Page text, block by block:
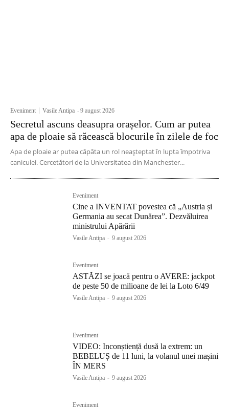
Eveniment Vasile Antipa -9 august 2026
Secretul ascuns deasupra orașelor. Cum ar putea
apa de ploaie să răcească blocurile în zilele de foc
Apa de ploaie ar putea căpăta un rol neașteptat în lupta împotriva
caniculei. Cercetători de la Universitatea din Manchester...
Eveniment
Cine a INVENTAT povestea că „Austria și
Germania au secat Dunărea”. Dezvăluirea
ministrului Apărării
Vasile Antipa - 9 august 2026
Eveniment
ASTĂZI se joacă pentru o AVERE: jackpot
de peste 50 de milioane de lei la Loto 6/49
Vasile Antipa - 9 august 2026
Eveniment
VIDEO: Inconștiență dusă la extrem: un
BEBELUȘ de 11 luni, la volanul unei mașini
ÎN MERS
Vasile Antipa - 9 august 2026
Eveniment